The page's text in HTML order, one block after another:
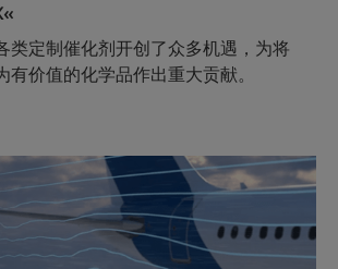
类定制催化剂开创了众多机遇，为将
有价值的化学品作出重大贡献。